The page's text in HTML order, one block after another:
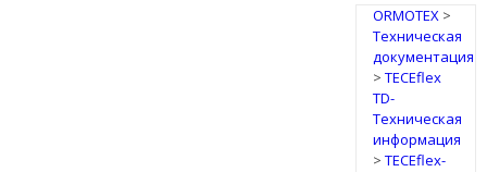
ORMOTEX>
Техническая
документация
> TECEflex
TD-
Техническая
информация
> TECEflex-